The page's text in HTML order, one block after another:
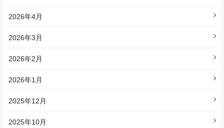
2026年4月
2026年3月
2026年2月
2026年1月
2025年12月
2025年10月